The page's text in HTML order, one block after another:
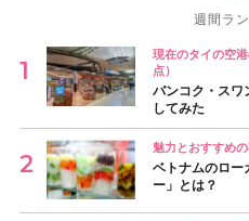
週間ラ
現在のタイの空
点）
バンコク・スワ
してみた
魅力とおすすめ
ベトナムのロー
ー」とは？